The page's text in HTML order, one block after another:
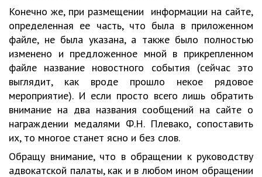
Конечно же, при размещении информации на сайте,
определенная ее часть, что была в приложенном
файле, не была указана, а также было полностью
изменено и предложенное мной в прикрепленном
файле название новостного события (сейчас это
выглядит, как вроде прошло некое рядовое
мероприятие). И если просто всего лишь обратить
внимание на два названия сообщений на сайте о
награждении медалями Ф.Н. Плевако, сопоставить
их, то многое станет ясно и без слов.
Обращу внимание, что в обращении к руководству
адвокатской палаты, как и в любом ином обращении